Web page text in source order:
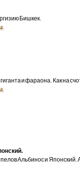
Бишкек.
и фараона. Как на
Альбинос и